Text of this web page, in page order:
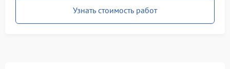
Узнать стоимость работ